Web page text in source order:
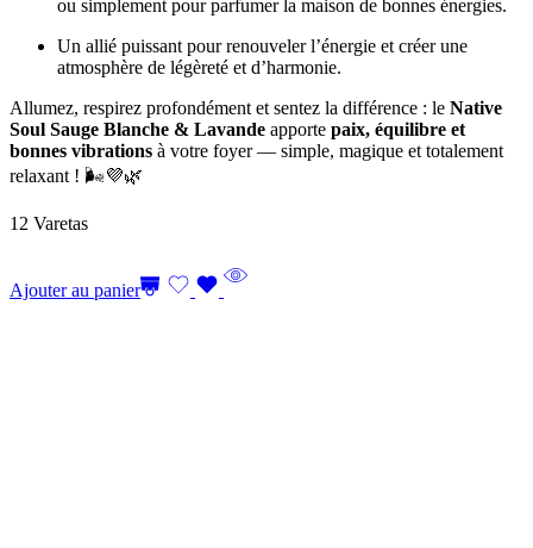
ou simplement pour parfumer la maison de bonnes énergies.
Un allié puissant pour renouveler l’énergie et créer une
atmosphère de légèreté et d’harmonie.
Allumez, respirez profondément et sentez la différence : le Native
Soul Sauge Blanche & Lavande apporte paix, équilibre et
bonnes vibrations à votre foyer — simple, magique et totalement
relaxant ! 🌬️💜🌿
12 Varetas
Ajouter au panier